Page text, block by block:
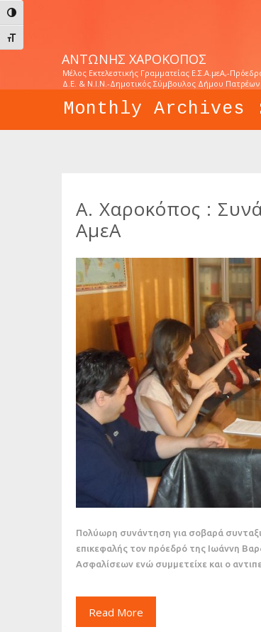
Εναλλαγή Υψηλής Αντίθεσης
Εναλλαγή Μεγέθους Γραμμάτων
ΑΝΤΏΝΗΣ ΧΑΡΟΚΌΠΟΣ
Μέλος Εκτελεστικής Γραμματείας Ε.Σ.Α.μεΑ,-
Δ.Ε. & Ν.Ι.Ν.-Δημοτικός Σύμβουλος Δήμου Πατρέων
Monthly Archives
Α. Χαροκόπος :
ΑμεΑ
Πολύωρη συνάντηση για σοβαρά
επικεφαλής τον πρόεδρό της Ιωάννη
Ασφαλίσεων ενώ συμμετείχε και ο
Read More